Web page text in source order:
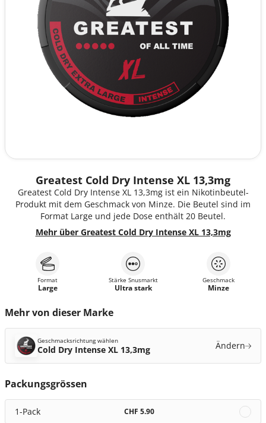
Greatest Cold Dry Intense XL 13,3mg
Greatest Cold Dry Intense XL 13,3mg ist ein Nikotinbeutel-
Produkt mit dem Geschmack von Minze. Die Beutel sind im
Format Large und jede Dose enthält 20 Beutel.
Mehr über Greatest Cold Dry Intense XL 13,3mg
Format
Large
Stärke Snusmarkt
Ultra stark
Geschmack
Minze
Mehr von dieser Marke
Geschmacksrichtung wählen
Cold Dry Intense XL 13,3mg Ändern
Packungsgrössen
1-Pack CHF 5.90